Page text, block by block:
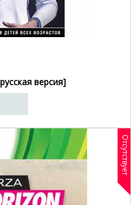
версия]
Отсутствует